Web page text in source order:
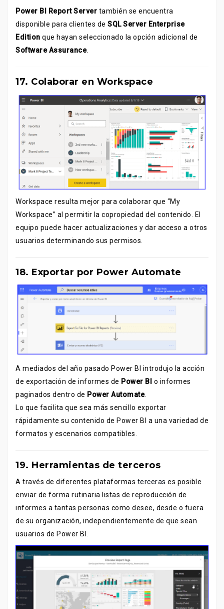
Power BI Report Server también se encuentra
disponible para clientes de SQL Server Enterprise
Edition que hayan seleccionado la opción adicional de
Software Assurance.
17. Colaborar en Workspace
Workspace resulta mejor para colaborar que “My
Workspace” al permitir la copropiedad del contenido. El
equipo puede hacer actualizaciones y dar acceso a otros
usuarios determinando sus permisos.
18. Exportar por Power Automate
A mediados del año pasado Power BI introdujo la acción
de exportación de informes de Power BI o informes
paginados dentro de Power Automate.
Lo que facilita que sea más sencillo exportar
rápidamente su contenido de Power BI a una variedad de
formatos y escenarios compatibles.
19. Herramientas de terceros
A través de diferentes plataformas terceras es posible
enviar de forma rutinaria listas de reproducción de
informes a tantas personas como desee, desde o fuera
de su organización, independientemente de que sean
usuarios de Power BI.